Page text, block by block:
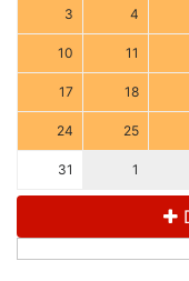
3 4
10 11
17 18
24 25
31 1